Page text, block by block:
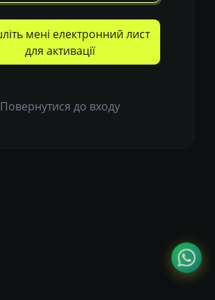
мені електронний лист
для активації
Повернутися до входу